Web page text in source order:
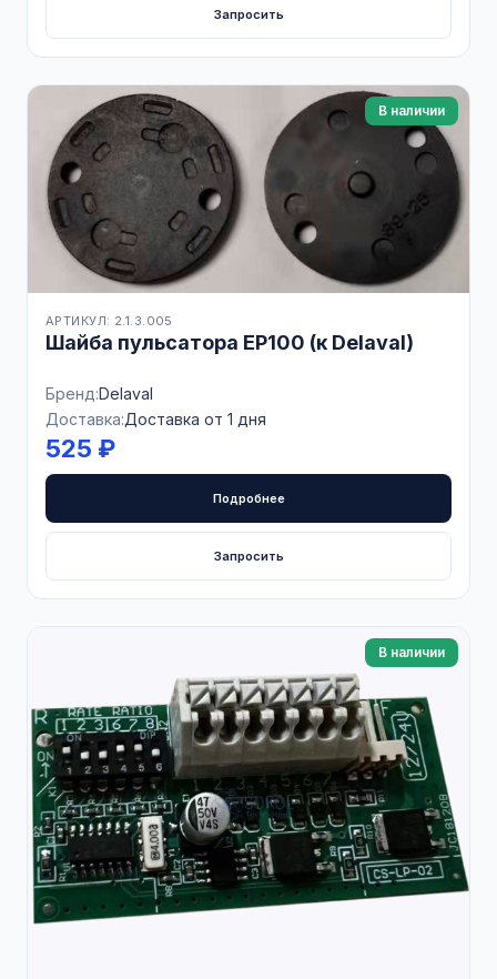
Запросить
В наличии
АРТИКУЛ: 2.1.3.005
Шайба пульсатора EP100 (к Delaval)
Бренд:Delaval
Доставка:Доставка от 1 дня
525 ₽
Подробнее
Запросить
В наличии